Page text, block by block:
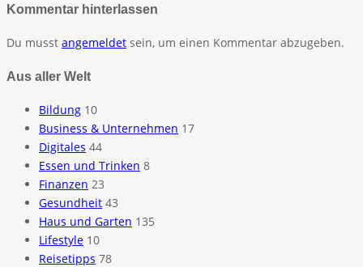
Kommentar hinterlassen
Du musst angemeldet sein, um einen Kommentar abzugeben.
Aus aller Welt
Bildung 10
Business & Unternehmen 17
Digitales 44
Essen und Trinken 8
Finanzen 23
Gesundheit 43
Haus und Garten 135
Lifestyle 10
Reisetipps 78